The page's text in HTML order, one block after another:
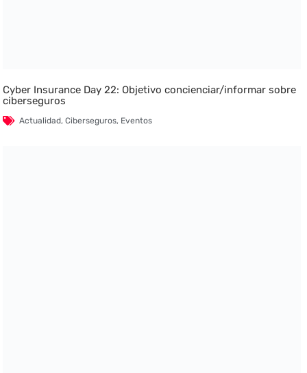
Cyber Insurance Day 22: Objetivo concienciar/informar sobre
ciberseguros
Actualidad,Ciberseguros, Eventos